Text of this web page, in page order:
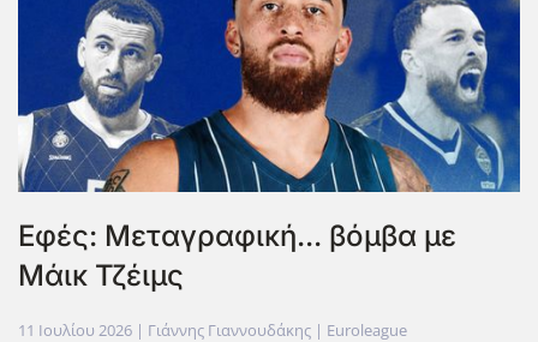
Εφές: Μεταγραφική... βόμβα με
Μάικ Τζέιμς
11 Ιουλίου 2026 | Γιάννης Γιαννουδάκης | Euroleague